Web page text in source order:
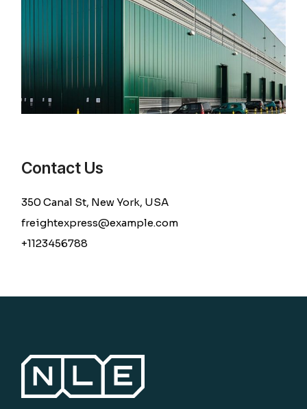
Contact Us
350 Canal St, New York, USA
freightexpress@example.com
+1123456788